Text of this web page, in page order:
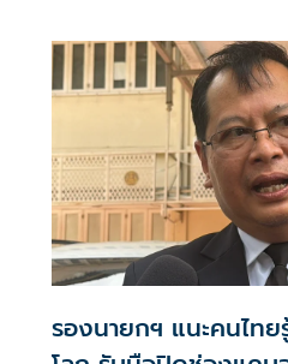
รองนายกฯ แนะคนไท